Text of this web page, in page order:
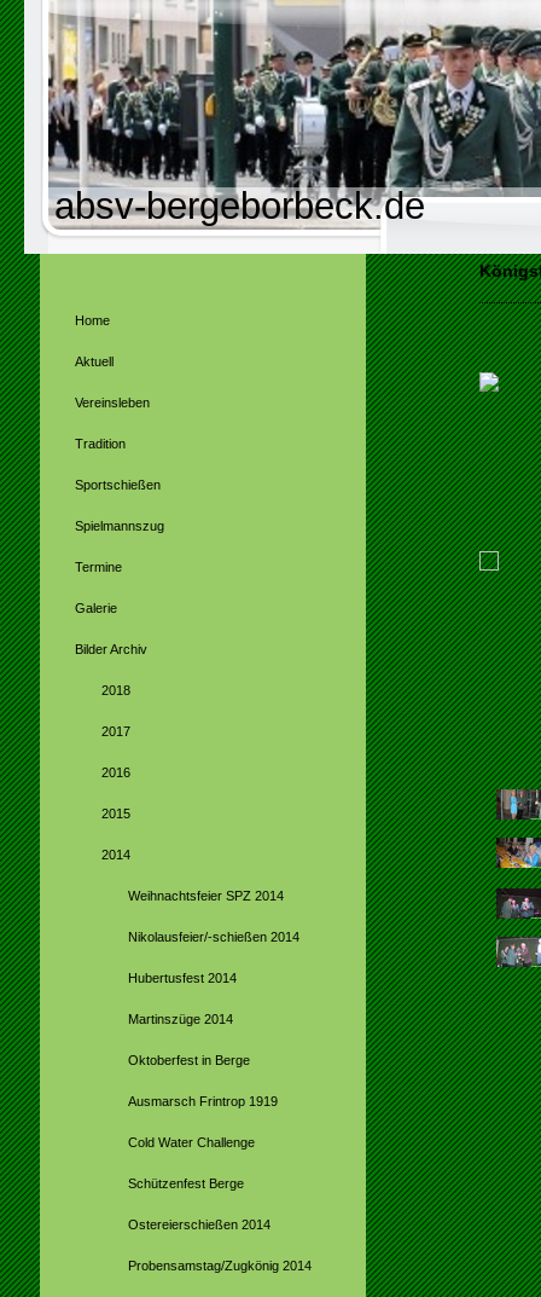
absv-bergeborbeck.de
Home
Aktuell
Vereinsleben
Tradition
Sportschießen
Spielmannszug
Termine
Galerie
Bilder Archiv
2018
2017
2016
2015
2014
Weihnachtsfeier SPZ 2014
Nikolausfeier/-schießen 2014
Hubertusfest 2014
Martinszüge 2014
Oktoberfest in Berge
Ausmarsch Frintrop 1919
Cold Water Challenge
Schützenfest Berge
Ostereierschießen 2014
Probensamstag/Zugkönig 2014